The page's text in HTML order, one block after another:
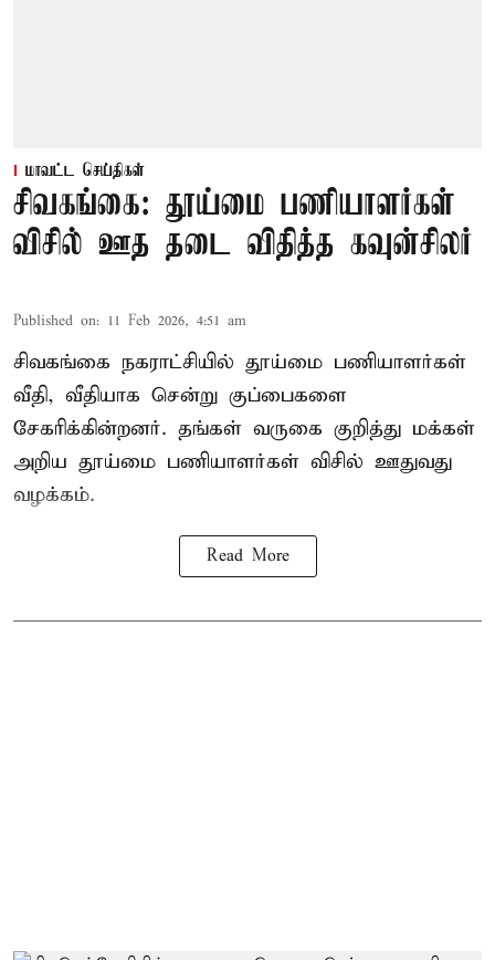
மாவட்ட செய்திகள்
சிவகங்கை: தூய்மை பணியாளர்கள்
விசில் ஊத தடை விதித்த கவுன்சிலர்
Published on: 11 Feb 2026, 4:51 am
சிவகங்கை நகராட்சியில் தூய்மை பணியாளர்கள்
வீதி, வீதியாக சென்று குப்பைகளை
சேகரிக்கின்றனர். தங்கள் வருகை குறித்து மக்கள்
அறிய தூய்மை பணியாளர்கள் விசில் ஊதுவது
வழக்கம்.
Read More